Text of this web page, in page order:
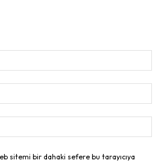
sitemi bir dahaki sefere bu tarayıcıya